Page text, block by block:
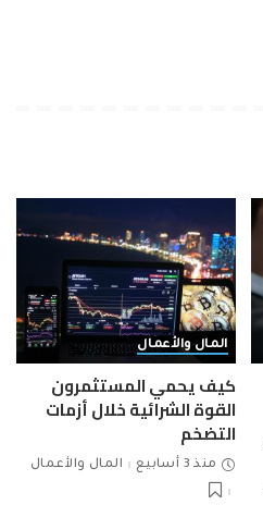
المال والأعمال
كيف يحمي المستثمرون
القوة الشرائية خلال أزمات
التضخم
منذ 3 أسابيع المال والأعمال